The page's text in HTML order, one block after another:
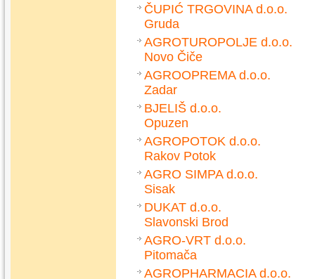
ČUPIĆ TRGOVINA d.o.o.
Gruda
AGROTUROPOLJE d.o.o.
Novo Čiče
AGROOPREMA d.o.o.
Zadar
BJELIŠ d.o.o.
Opuzen
AGROPOTOK d.o.o.
Rakov Potok
AGRO SIMPA d.o.o.
Sisak
DUKAT d.o.o.
Slavonski Brod
AGRO-VRT d.o.o.
Pitomača
AGROPHARMACIA d.o.o.